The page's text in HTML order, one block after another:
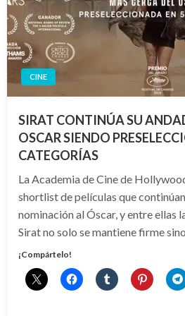
CINE
SIRAT CONTINÚA SU
OSCAR SIENDO
CATEGORÍAS
La Academia de Cine de
shortlist de películas que
nominación al Óscar, y entre ellas
Sirat no solo se mantiene firme
¡Compártelo!